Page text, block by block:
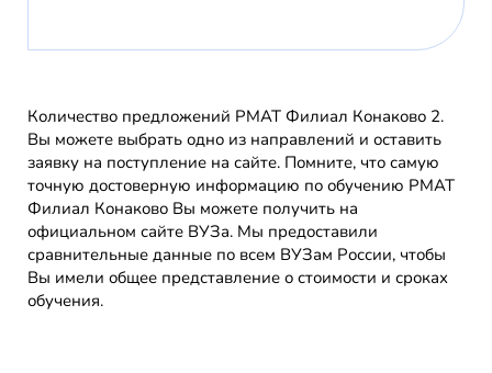
Количество предложений РМАТ Филиал Конаково 2.
Вы можете выбрать одно из направлений и оставить
заявку на поступление на сайте. Помните, что самую
точную достоверную информацию по обучению РМАТ
Филиал Конаково Вы можете получить на
официальном сайте ВУЗа. Мы предоставили
сравнительные данные по всем ВУЗам России, чтобы
Вы имели общее представление о стоимости и сроках
обучения.